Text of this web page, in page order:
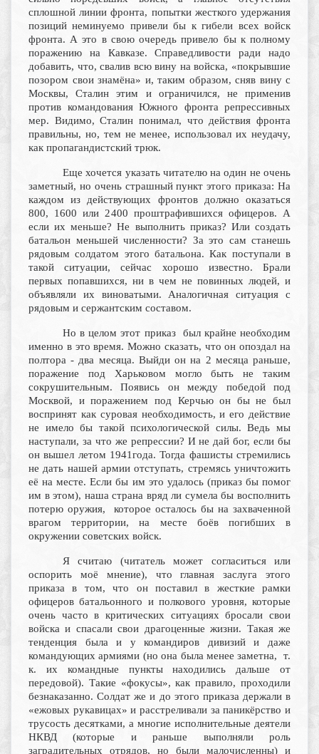
сплошной линии фронта, попытки жесткого удержания
позиций неминуемо привели бы к гибели всех войск
фронта. А это в свою очередь привело бы к полному
поражению на Кавказе. Справедливости ради надо
добавить, что, свалив всю вину на войска, «покрывшие
позором свои знамёна» и, таким образом, сняв вину с
Москвы, Сталин этим и ограничился, не применив
против командования Южного фронта репрессивных
мер. Видимо, Сталин понимал, что действия фронта
правильны, но, тем не менее, использовал их неудачу,
как пропагандистский трюк.
Еще хочется указать читателю на один не очень
заметный, но очень страшный пункт этого приказа: На
каждом из действующих фронтов должно оказаться
800, 1600 или 2400 проштрафившихся офицеров. А
если их меньше? Не выполнить приказ? Или создать
батальон меньшей численности? За это сам станешь
рядовым солдатом этого батальона. Как поступали в
такой ситуации, сейчас хорошо известно. Брали
первых попавшихся, ни в чем не повинных людей, и
объявляли их виноватыми. Аналогичная ситуация с
рядовым и сержантским составом.
Но в целом этот приказ был крайне необходим
именно в это время. Можно сказать, что он опоздал на
полтора - два месяца. Выйди он на 2 месяца раньше,
поражение под Харьковом могло быть не таким
сокрушительным. Появись он между победой под
Москвой, и поражением под Керчью он бы не был
воспринят как суровая необходимость, и его действие
не имело бы такой психологической силы. Ведь мы
наступали, за что же репрессии? И не дай бог, если бы
он вышел летом 1941года. Тогда фашисты стремились
не дать нашей армии отступать, стремясь уничтожить
её на месте. Если бы им это удалось (приказ бы помог
им в этом), наша страна вряд ли сумела бы восполнить
потерю оружия, которое осталось бы на захваченной
врагом территории, на месте боёв погибших в
окружении советских войск.
Я считаю (читатель может согласиться или
оспорить моё мнение), что главная заслуга этого
приказа в том, что он поставил в жесткие рамки
офицеров батальонного и полкового уровня, которые
очень часто в критических ситуациях бросали свои
войска и спасали свои драгоценные жизни. Такая же
тенденция была и у командиров дивизий и даже
командующих армиями (но она была менее заметна, т.
к. их командные пункты находились дальше от
передовой). Такие «фокусы», как правило, проходили
безнаказанно. Солдат же и до этого приказа держали в
«ежовых рукавицах» и расстреливали за паникёрство и
трусость десятками, а многие исполнительные деятели
НКВД (которые и раньше выполняли роль
заградительных отрядов, но были малочисленны) и